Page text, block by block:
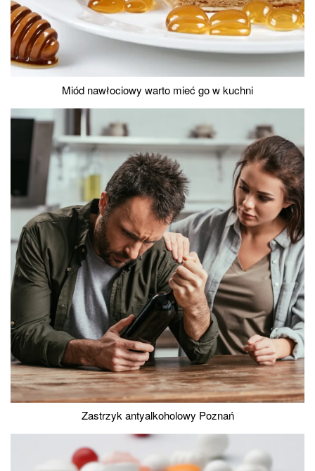
Miód nawłociowy warto mieć go w kuchni
Zastrzyk antyalkoholowy Poznań